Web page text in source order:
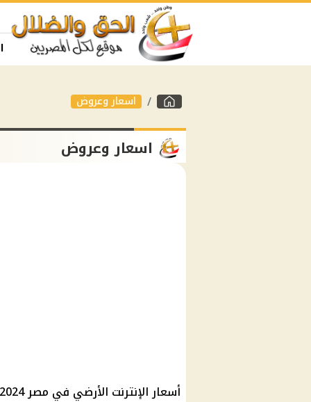
اسعار وعروض
اسعار وعروض
أسعار الإنترنت الأرضي في مصر 2024